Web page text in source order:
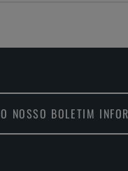
NOSSO BOLETIM